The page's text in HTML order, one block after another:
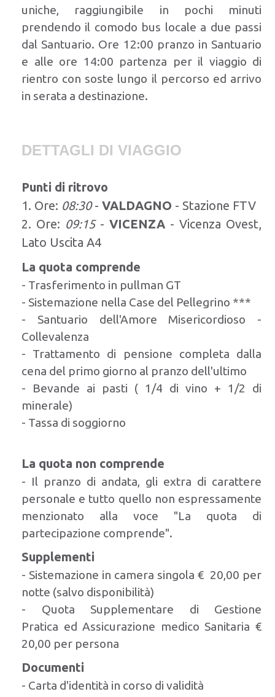
uniche, raggiungibile in pochi minuti
prendendo il comodo bus locale a due passi
dal Santuario. Ore 12:00 pranzo in Santuario
e alle ore 14:00 partenza per il viaggio di
rientro con soste lungo il percorso ed arrivo
in serata a destinazione.
DETTAGLI DI VIAGGIO
Punti di ritrovo
1. Ore: 08:30- VALDAGNO - Stazione FTV
2. Ore: 09:15-VICENZA - Vicenza Ovest,
Lato Uscita A4
La quota comprende
- Trasferimento in pullman GT
- Sistemazione nella Case del Pellegrino ***
- Santuario dell'Amore Misericordioso -
Collevalenza
- Trattamento di pensione completa dalla
cena del primo giorno al pranzo dell'ultimo
- Bevande ai pasti ( 1/4 di vino + 1/2 di
minerale)
- Tassa di soggiorno
La quota non comprende
- Il pranzo di andata, gli extra di carattere
personale e tutto quello non espressamente
menzionato alla voce "La quota di
partecipazione comprende".
Supplementi
- Sistemazione in camera singola € 20,00 per
notte (salvo disponibilità)
- Quota Supplementare di Gestione
Pratica ed Assicurazione medico Sanitaria €
20,00 per persona
Documenti
- Carta d'identità in corso di validità